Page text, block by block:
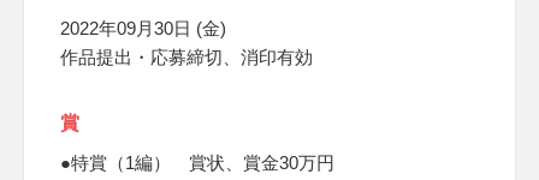
2022年09月30日 (金)
作品提出・応募締切、消印有効
賞
●特賞（1編） 賞状、賞金30万円